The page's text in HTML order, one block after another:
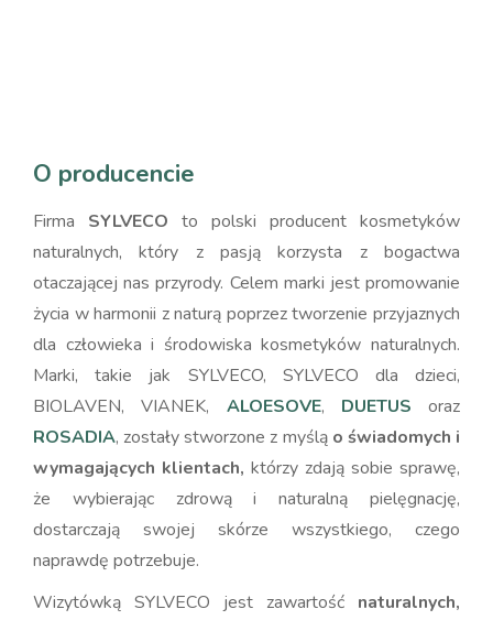
O producencie
Firma SYLVECO to polski producent kosmetyków
naturalnych, który z pasją korzysta z bogactwa
otaczającej nas przyrody. Celem marki jest promowanie
życia w harmonii z naturą poprzez tworzenie przyjaznych
dla człowieka i środowiska kosmetyków naturalnych.
Marki, takie jak SYLVECO, SYLVECO dla dzieci,
BIOLAVEN, VIANEK, ALOESOVE, DUETUS oraz
ROSADIA, zostały stworzone z myślą o świadomych i
wymagających klientach, którzy zdają sobie sprawę,
że wybierając zdrową i naturalną pielęgnację,
dostarczają swojej skórze wszystkiego, czego
naprawdę potrzebuje.
Wizytówką SYLVECO jest zawartość naturalnych,